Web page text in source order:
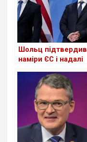
Шольц підтвердив
наміри ЄС і надалі
допомогу Україні,
проте ракети
Taurus Київ не
отримає